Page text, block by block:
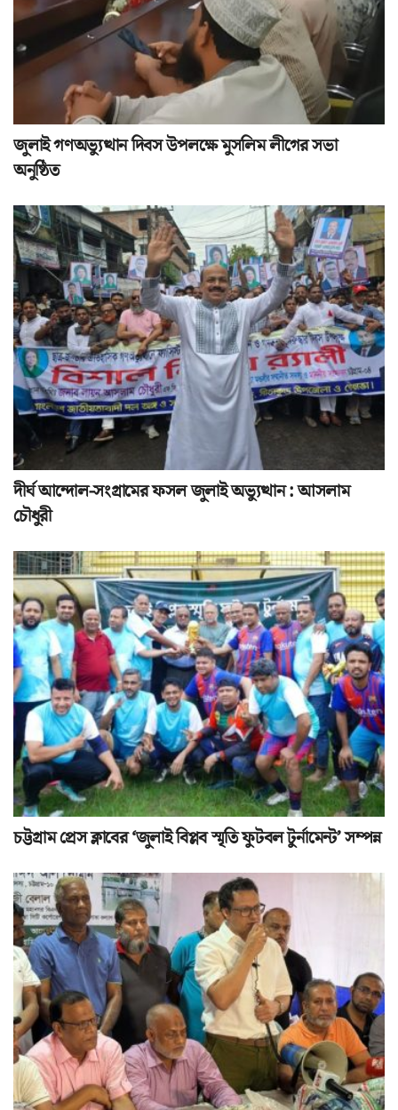
জুলাই গণঅভ্যুত্থান দিবস উপলক্ষে মুসলিম লীগের সভা
অনুষ্ঠিত
দীর্ঘ আন্দোল-সংগ্রামের ফসল জুলাই অভ্যুত্থান : আসলাম
চৌধুরী
চট্টগ্রাম প্রেস ক্লাবের ‘জুলাই বিপ্লব স্মৃতি ফুটবল টুর্নামেন্ট’ সম্পন্ন